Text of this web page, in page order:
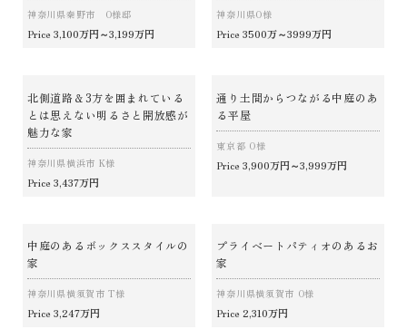
神奈川県秦野市 O様邸
Price 3,100万円～3,199万円
神奈川県O様
Price3500万～3999万円
北側道路＆3方を囲まれている
とは思えない明るさと開放感が
魅力な家
神奈川県横浜市 K様
Price 3,437万円
通り土間からつながる中庭のあ
る平屋
東京都 O様
Price3,900万円～3,999万円
中庭のあるボックススタイルの
家
神奈川県横須賀市 T様
Price 3,247万円
プライベートパティオのあるお
家
神奈川県横須賀市 O様
Price2,310万円